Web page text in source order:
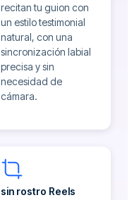
recitan tu guion con
un estilo testimonial
natural, con una
sincronización labial
precisa y sin
necesidad de
cámara.
sin rostro Reels